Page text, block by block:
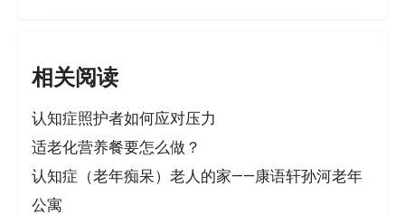
相关阅读
认知症照护者如何应对压力
适老化营养餐要怎么做？
认知症（老年痴呆）老人的家——康语轩孙河老年
公寓